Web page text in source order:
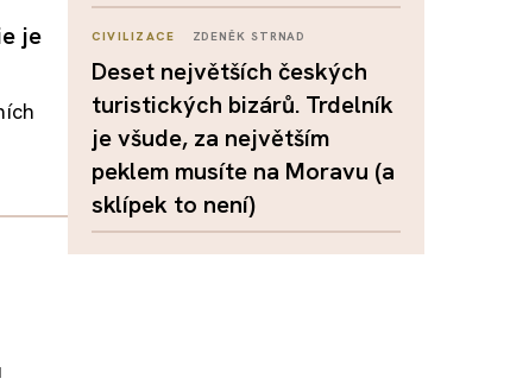
je
CIVILIZACE ZDENĚK STRNAD
Deset největších českých
turistických bizárů. Trdelník
je všude, za největším
peklem musíte na Moravu (a
sklípek to není)